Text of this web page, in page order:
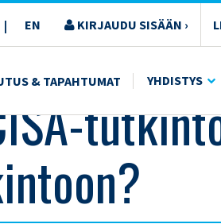
| EN KIRJAUDU SISÄÄN ›
& TAPAHTUMAT YHDISTYS